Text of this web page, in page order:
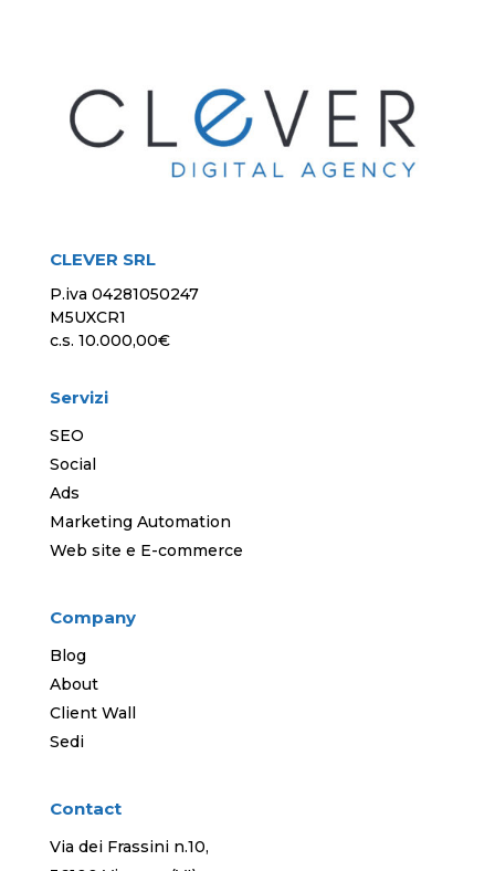
CLEVER SRL
P.iva 04281050247
M5UXCR1
c.s. 10.000,00€
Servizi
SEO
Social
Ads
Marketing Automation
Web site e E-commerce
Company
Blog
About
Client Wall
Sedi
Contact
Via dei Frassini n.10,